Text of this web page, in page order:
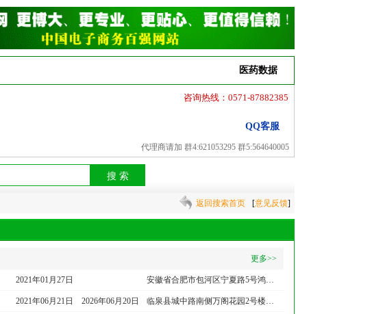
医药数据
咨询热线：0571-87882385
QQ客服
代理商请加 群4:621053295 群5:564640005
[意见反馈]
返回搜索首页
更多>>
2021年01月27日 安徽省合肥市包河区宁夏路5号鸿翔产业园六号楼515室
2021年06月21日 2026年06月20日 临泉县城中路南侧万阁花园2号楼北数第9间